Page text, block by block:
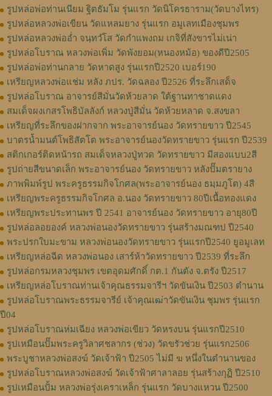
รูปหล่อพ่อท่านเนียม ฐิตธัมโม รุ่นแรก วัดนิโครธาราม(วัดบางไทร)
รูปหล่อหลวงพ่อเขียน วัดแหลมยาง รุ่นแรก อมูเลทเมืองชุมพร
รูปหล่อหลวงพ่ออ่ำ จนฺทวํโส วัดกำแพงถม เกจิที่สังขารไม่เน่า
รูปหล่อโบราณ หลวงพ่อเพิ่ม วัดพังยอม(หนองหม้อ) ของดีปี2505
รูปหล่อพ่อท่านกลาย วัดหาดสูง รุ่นแรกปี2520 เบอร์190
เหรียญหลวงพ่อแช่ม หลัง ภปร. วัดฉลอง ปี2526 ที่ระลึกเสด็จ
รูปหล่อโบราณ อาจารย์สีมั่นวัดห้วยลาด ใต้ฐานทาชาดแดง
สมเด็จผงเกสรโพธิบัลลังก์ หลวงปู่สีมั่น วัดห้วยหลาด จ.สงขลา
เหรียญที่ระลึกของฝากจาก พระอาจารย์นอง วัดทรายขาว ปี2545
บาตรน้ำมนต์โพธิสัตโต พระอาจารย์นองวัดทรายขาว รุ่นแรก ปี2539
สติกเกอร์ติดหน้ารถ สมเด็จหลวงปู่ทวด วัดทรายขาว มีสองแบบ2สี
รูปถ่ายสีขนาดเล็ก พระอาจารย์นอง วัดทรายขาว หลังปั๊มตรายาง
ภาพพิมพ์รูป พระครูธรรมกิจโกศล(พระอาจารย์นอง ธมฺมภูโต) 4สี
เหรียญพระครูธรรมกิจโกศล อ.นอง วัดทรายขาว 80ปีเนื้อทองแดง
เหรียญพระประทานพร ปี 2541 อาจารย์นอง วัดทรายขาว อายุ80ปี
รูปหล่อลอยองค์ หลวงพ่อนองวัดทรายขาว รุ่นสร้างมณฑป ปี2540
พระปรกใบมะขาม หลวงพ่อนองวัดทรายขาว รุ่นแรกปี2540 ยูอมูเลท
เหรียญหล่อฉีด หลวงพ่อนอง เสาร์ห้าวัดทรายขาว ปี2539 ที่ระลึก
รูปหล่อกรมหลวงชุมพร เขตอุดมศักดิ์ กต.1 กันตัง จ.ตรัง ปี2517
เหรียญหล่อโบราณท่านเจ้าคุณธรรมจารีฯ วัดขันเงิน ปี2503 ตำนาน
รูปหล่อโบราณพระธรรมจารีย์ เจ้าคุณเฒ่าวัดขันเงิน ชุมพร รุ่นแรก
ปี04
รูปหล่อโบราณห่มเฉียง หลวงพ่อเขียว วัดหรงบน รุ่นแรกปี2510
รูปเหมือนปั๊มพระครูวิลาศชลากร (ช่วง) วัดขรัวช่วย รุ่นแรก2506
พระบูชาหลวงพ่อสงฆ์ วัดเจ้าฟ้า ปี2505 ไม่มี ฆ หนึ่งในตำนานของ
รูปหล่อโบราณหลวงพ่อสงฆ์ วัดเจ้าฟ้าศาลาลอย รุ่นสร้างกุฏิ ปี2510
รูปเหมือนปั้ม หลวงพ่อรุ่งเคราเหล็ก รุ่นแรก วัดบางแหวน ปี2500